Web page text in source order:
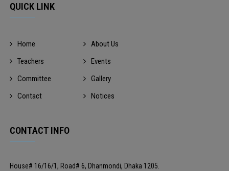
QUICK LINK
Home
About Us
Teachers
Events
Committee
Gallery
Contact
Notices
CONTACT INFO
House# 16/16/1, Road# 6, Dhanmondi, Dhaka 1205.